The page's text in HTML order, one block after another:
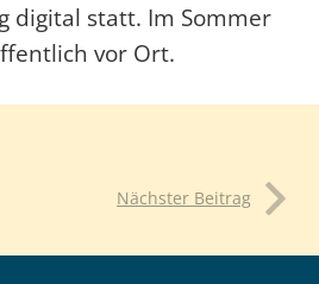
digital statt. Im Sommer
vor Ort.
Nächster Beitrag